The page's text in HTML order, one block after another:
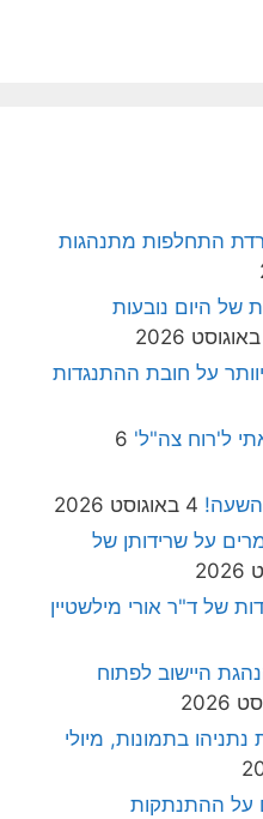
התחלפות מתנהגות
של היום נובעות
על חובת ההתנגדות
ל'רוח צה"ל' 6
השעה! 4 באוגוסט 2026
על שרידותן של
של ד"ר אורי מילשטיין
היישוב לפתוח
בתמונות, מיולי
על ההתנתקות